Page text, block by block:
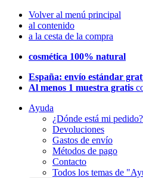
Volver al menú principal
al contenido
a la cesta de la compra
cosmética 100% natural
España: envío estándar
Al menos 1 muestra gratis
Ayuda
¿Dónde está mi pedido?
Devoluciones
Gastos de envío
Métodos de pago
Contacto
Todos los temas de